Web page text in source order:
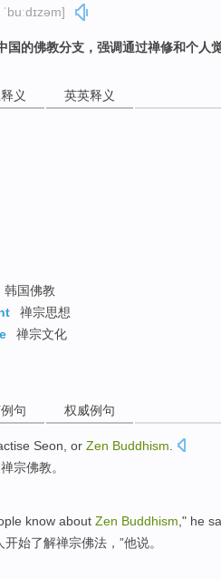
国的佛教分支，强调通过禅修和个人
义 英英释义
韩国佛教
禅宗思想
禅宗文化
句 权威例句
Seon, or Zen Buddhism.
禅宗佛教。
know about Zen Buddhism ," he
开始了解禅宗佛法 ，”他说。